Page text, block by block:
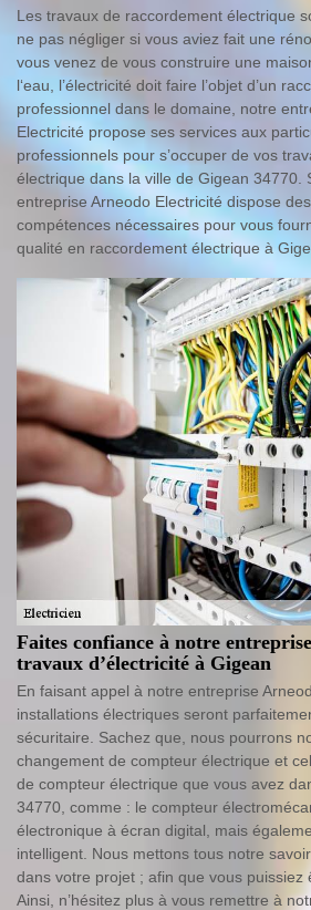
Les travaux de raccordement électrique
ne pas négliger si vous aviez fait une
vous venez de vous construire une
l‘eau, l’électricité doit faire l’objet d’un
professionnel dans le domaine, notre
Electricité propose ses services aux
professionnels pour s’occuper de vos
électrique dans la ville de Gigean 34770.
entreprise Arneodo Electricité dispose
compétences nécessaires pour vous
qualité en raccordement électrique à
Faites confiance à notre
travaux d’électricité à Gigean
En faisant appel à notre entreprise
installations électriques seront
sécuritaire. Sachez que, nous pourrons
changement de compteur électrique et
de compteur électrique que vous avez
34770, comme : le compteur
électronique à écran digital, mais
intelligent. Nous mettons tous notre
dans votre projet ; afin que vous puissiez
Ainsi, n’hésitez plus à vous remettre à